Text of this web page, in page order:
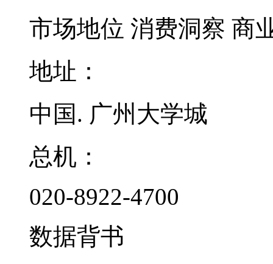
市场地位 消费洞察 商
地址：
中国. 广州大学城
总机：
020-8922-4700
数据背书